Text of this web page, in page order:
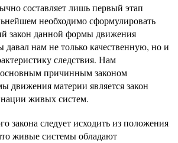
составляет лишь первый этап
необходимо сформулировать
закон данной формы движения
нам не только качественную, но и
следствия. Нам
основным причинным законом
движения материи является закон
живых систем.
закона следует исходить из положения
живые системы обладают